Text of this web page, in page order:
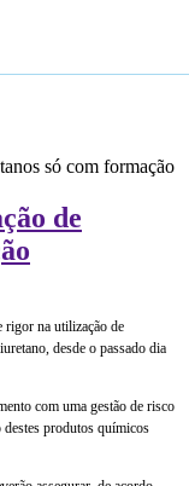
de
rigor na utilização de
desde o passado dia
com uma gestão de risco
destes produtos químicos